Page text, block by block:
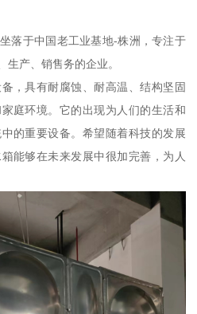
落于中国老工业基地-株洲，专注于
生产、销售务的企业。
，具有耐腐蚀、耐高温、结构坚固
庭环境。它的出现为人们的生活和
的重要设备。希望随着科技的发展
能够在未来发展中很加完善，为人